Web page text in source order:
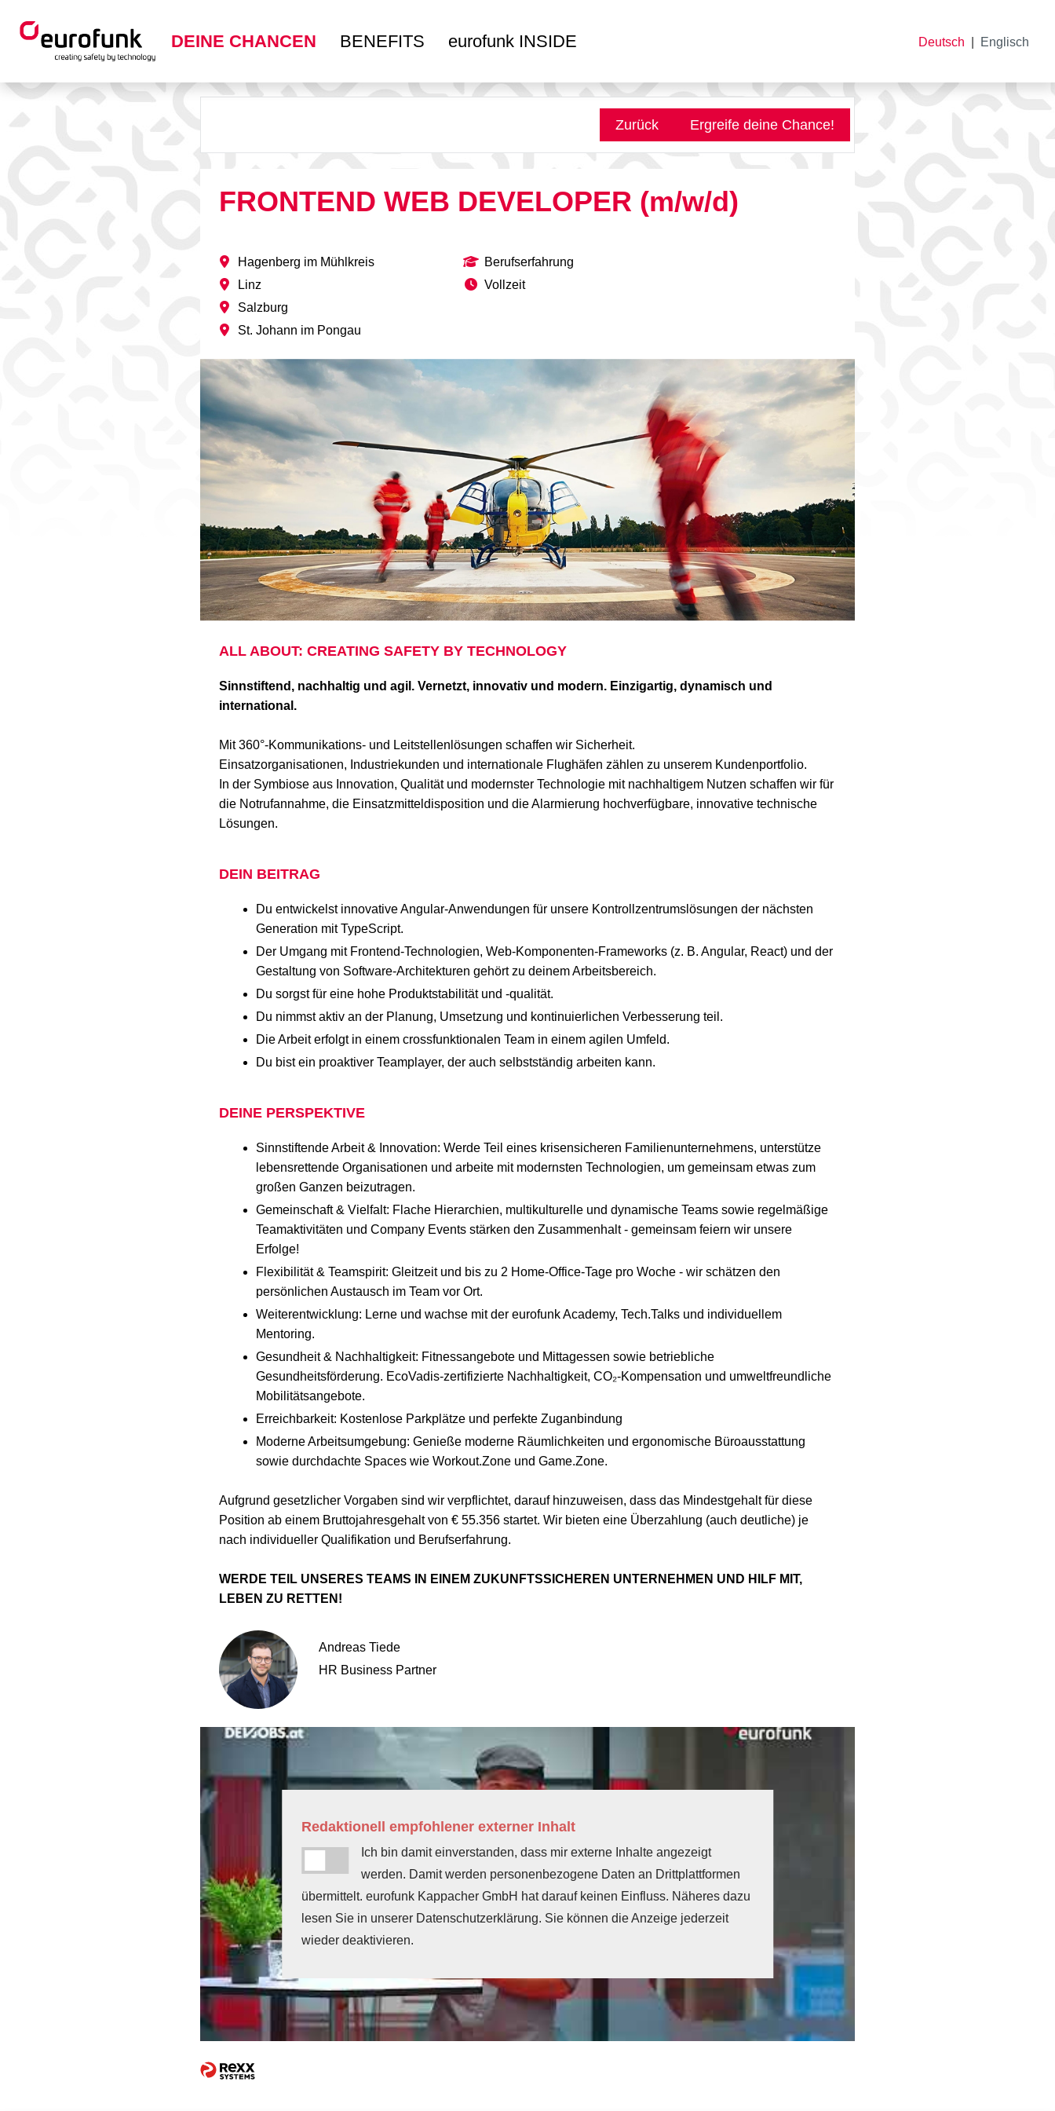
Deutsch Englisch
DEINE CHANCEN BENEFITS eurofunk INSIDE
Zurück Ergreife deine Chance!
FRONTEND WEB DEVELOPER (m/w/d)
Hagenberg im Mühlkreis
Linz
Salzburg
St. Johann im Pongau
Berufserfahrung
Vollzeit
ALL ABOUT: CREATING SAFETY BY TECHNOLOGY
Sinnstiftend, nachhaltig und agil. Vernetzt, innovativ und modern. Einzigartig, dynamisch und
international.
Mit 360°-Kommunikations- und Leitstellenlösungen schaffen wir Sicherheit.
Einsatzorganisationen, Industriekunden und internationale Flughäfen zählen zu unserem Kundenportfolio.
In der Symbiose aus Innovation, Qualität und modernster Technologie mit nachhaltigem Nutzen schaffen wir für
die Notrufannahme, die Einsatzmitteldisposition und die Alarmierung hochverfügbare, innovative technische
Lösungen.
DEIN BEITRAG
Du entwickelst innovative Angular-Anwendungen für unsere Kontrollzentrumslösungen der nächsten
Generation mit TypeScript.
Der Umgang mit Frontend-Technologien, Web-Komponenten-Frameworks (z. B. Angular, React) und der
Gestaltung von Software-Architekturen gehört zu deinem Arbeitsbereich.
Du sorgst für eine hohe Produktstabilität und -qualität.
Du nimmst aktiv an der Planung, Umsetzung und kontinuierlichen Verbesserung teil.
Die Arbeit erfolgt in einem crossfunktionalen Team in einem agilen Umfeld.
Du bist ein proaktiver Teamplayer, der auch selbstständig arbeiten kann.
DEINE PERSPEKTIVE
Sinnstiftende Arbeit & Innovation: Werde Teil eines krisensicheren Familienunternehmens, unterstütze
lebensrettende Organisationen und arbeite mit modernsten Technologien, um gemeinsam etwas zum
großen Ganzen beizutragen.
Gemeinschaft & Vielfalt: Flache Hierarchien, multikulturelle und dynamische Teams sowie regelmäßige
Teamaktivitäten und Company Events stärken den Zusammenhalt - gemeinsam feiern wir unsere
Erfolge!
Flexibilität & Teamspirit: Gleitzeit und bis zu 2 Home-Office-Tage pro Woche - wir schätzen den
persönlichen Austausch im Team vor Ort.
Weiterentwicklung: Lerne und wachse mit der eurofunk Academy, Tech.Talks und individuellem
Mentoring.
Gesundheit & Nachhaltigkeit: Fitnessangebote und Mittagessen sowie betriebliche
Gesundheitsförderung. EcoVadis-zertifizierte Nachhaltigkeit, CO₂-Kompensation und umweltfreundliche
Mobilitätsangebote.
Erreichbarkeit: Kostenlose Parkplätze und perfekte Zuganbindung
Moderne Arbeitsumgebung: Genieße moderne Räumlichkeiten und ergonomische Büroausstattung
sowie durchdachte Spaces wie Workout.Zone und Game.Zone.
Aufgrund gesetzlicher Vorgaben sind wir verpflichtet, darauf hinzuweisen, dass das Mindestgehalt für diese
Position ab einem Bruttojahresgehalt von € 55.356 startet. Wir bieten eine Überzahlung (auch deutliche) je
nach individueller Qualifikation und Berufserfahrung.
WERDE TEIL UNSERES TEAMS IN EINEM ZUKUNFTSSICHEREN UNTERNEHMEN UND HILF MIT,
LEBEN ZU RETTEN!
Andreas Tiede
HR Business Partner
Redaktionell empfohlener externer Inhalt
Ich bin damit einverstanden, dass mir externe Inhalte angezeigt
werden. Damit werden personenbezogene Daten an Drittplattformen
übermittelt. eurofunk Kappacher GmbH hat darauf keinen Einfluss. Näheres dazu
lesen Sie in unserer Datenschutzerklärung. Sie können die Anzeige jederzeit
wieder deaktivieren.